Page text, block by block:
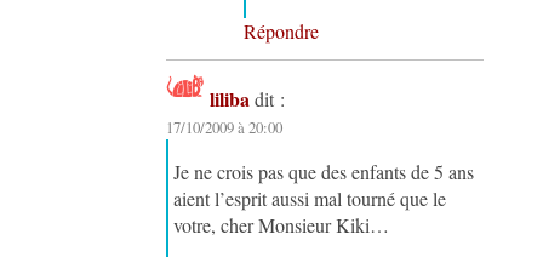
Répondre
liliba dit :
17/10/2009 à 20:00
Je ne crois pas que des enfants de 5 ans
aient l’esprit aussi mal tourné que le
votre, cher Monsieur Kiki…